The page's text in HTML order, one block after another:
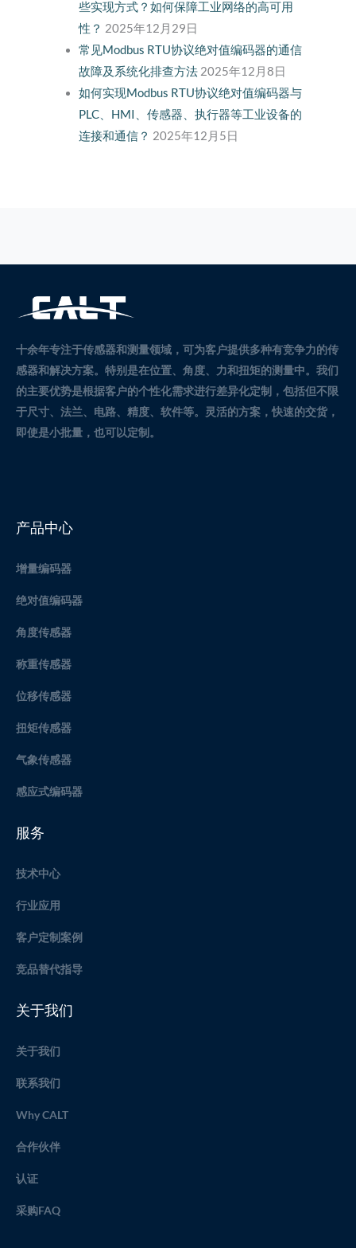
些实现方式？如何保障工业网络的高可用
性？ 2025年12月29日
常见Modbus RTU协议绝对值编码器的通信
故障及系统化排查方法 2025年12月8日
如何实现Modbus RTU协议绝对值编码器与
PLC、HMI、传感器、执行器等工业设备的
连接和通信？ 2025年12月5日
十余年专注于传感器和测量领域，可为客户提供多种有竞争力的传
感器和解决方案。 特别是在位置、角度、力和扭矩的测量中。 我们
的主要优势是根据客户的个性化需求进行差异化定制，包括但不限
于尺寸、法兰、电路、精度、软件等。灵活的方案，快速的交货，
即使是小批量，也可以定制。
产品中心
增量编码器
绝对值编码器
角度传感器
称重传感器
位移传感器
扭矩传感器
气象传感器
感应式编码器
服务
技术中心
行业应用
客户定制案例
竞品替代指导
关于我们
关于我们
联系我们
Why CALT
合作伙伴
认证
采购FAQ